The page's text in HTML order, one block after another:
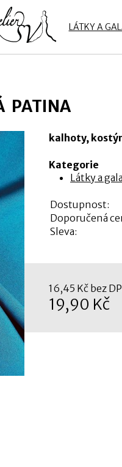
LÁTKY A
PATINA
kalhoty,
Kategorie
Látky a
Dostupnost:
Doporučená
Sleva:
16,45 Kč bez
19,90 Kč